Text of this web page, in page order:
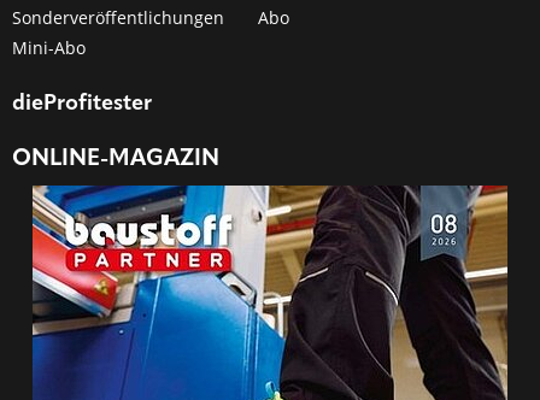
Sonderveröffentlichungen
Abo
Mini-Abo
dieProfitester
ONLINE-MAGAZIN